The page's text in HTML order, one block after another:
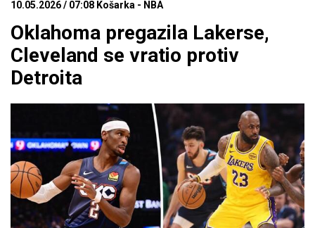
10.05.2026 / 07:08 Košarka - NBA
Oklahoma pregazila Lakerse,
Cleveland se vratio protiv
Detroita